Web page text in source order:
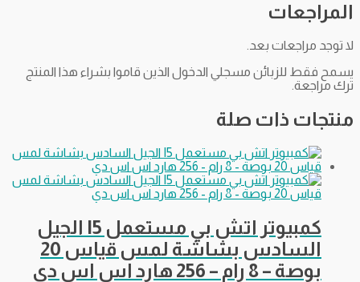
المراجعات
لا توجد مراجعات بعد.
يسمح فقط للزبائن مسجلي الدخول الذين قاموا بشراء هذا المنتج
ترك مراجعة.
منتجات ذات صلة
كمبيوتر اتش بي مستعمل I5 الجيل
السادس بشاشة لمس قياس 20
بوصة – 8 رام – 256 هارد اس اس دي